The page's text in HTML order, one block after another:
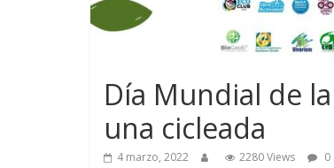
Día Mundial de
una cicleada
4 marzo, 2022 2280 Views 0